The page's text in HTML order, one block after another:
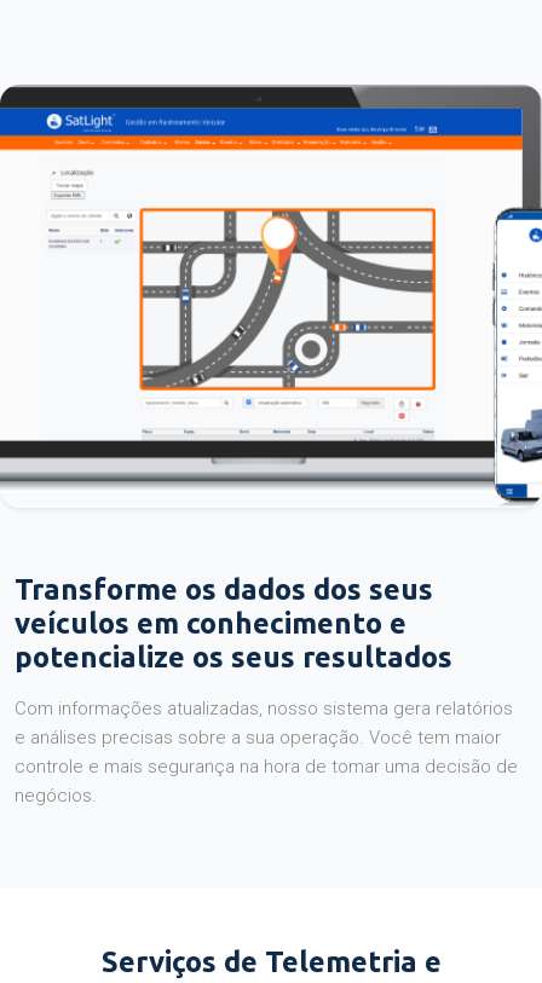
Transforme os dados dos seus
veículos em conhecimento e
potencialize os seus resultados
Com informações atualizadas, nosso sistema gera relatórios
e análises precisas sobre a sua operação. Você tem maior
controle e mais segurança na hora de tomar uma decisão de
negócios.
Serviços de Telemetria e